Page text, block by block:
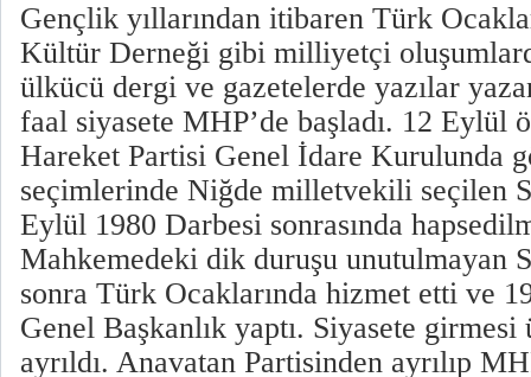
Gençlik yıllarından itibaren Türk
Kültür Derneği gibi milliyetçi
ülkücü dergi ve gazetelerde yazılar
faal siyasete MHP’de başladı. 12 Eylül
Hareket Partisi Genel İdare Kurulunda
seçimlerinde Niğde milletvekili seçilen
Eylül 1980 Darbesi sonrasında
Mahkemedeki dik duruşu unutulmayan
sonra Türk Ocaklarında hizmet etti ve
Genel Başkanlık yaptı. Siyasete girmesi
ayrıldı. Anavatan Partisinden ayrılıp